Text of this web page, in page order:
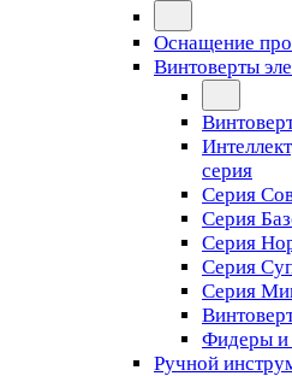
Оснащение
Винтоверты
серия
Серия
Серия
Серия
Серия
Серия
Фидеры и
Ручной